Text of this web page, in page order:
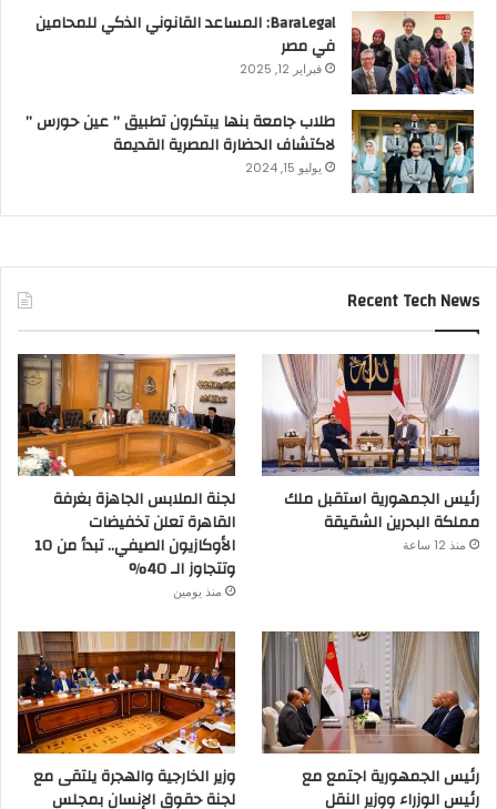
BaraLegal: المساعد القانوني الذكي للمحامين
في مصر
فبراير 12, 2025
طلاب جامعة بنها يبتكرون تطبيق ” عين حورس ”
لاكتشاف الحضارة المصرية القديمة
يوليو 15, 2024
Recent Tech News
رئيس الجمهورية استقبل ملك
مملكة البحرين الشقيقة
منذ 12 ساعة
لجنة الملابس الجاهزة بغرفة
القاهرة تعلن تخفيضات
الأوكازيون الصيفي.. تبدأ من 10
وتتجاوز الـ 40%
منذ يومين
رئيس الجمهورية اجتمع مع
رئيس الوزراء ووزير النقل
وزير الخارجية والهجرة يلتقى مع
لجنة حقوق الإنسان بمجلس